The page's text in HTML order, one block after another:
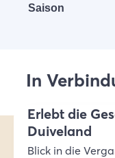
Burgh-
Saison
In
Erlebt die
Duiveland
Blick in die